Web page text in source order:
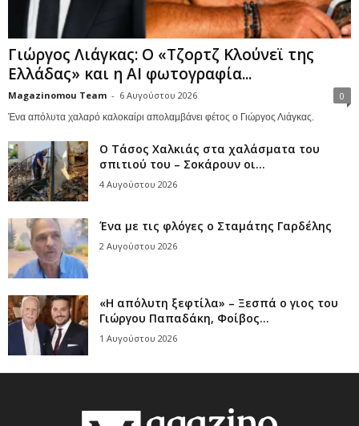
Γιώργος Λιάγκας: Ο «Τζορτζ Κλούνεϊ της
Ελλάδας» και η AI φωτογραφία...
Magazinomou Team - 6 Αυγούστου 2026 0
Ένα απόλυτα χαλαρό καλοκαίρι απολαμβάνει φέτος ο Γιώργος Λιάγκας.
Ο Τάσος Χαλκιάς στα χαλάσματα του
σπιτιού του – Σοκάρουν οι...
4 Αυγούστου 2026
Ένα με τις φλόγες ο Σταμάτης Γαρδέλης
2 Αυγούστου 2026
«Η απόλυτη ξεφτίλα» – Ξεσπά ο γιος του
Γιώργου Παπαδάκη, Φοίβος...
1 Αυγούστου 2026